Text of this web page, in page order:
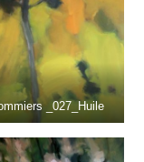
_027_Huile